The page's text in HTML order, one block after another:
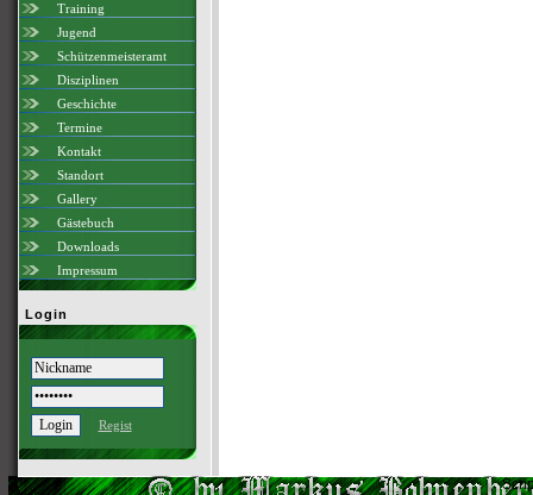
Training
Jugend
Schützenmeisteramt
Disziplinen
Geschichte
Termine
Kontakt
Standort
Gallery
Gästebuch
Downloads
Impressum
Login
Regist